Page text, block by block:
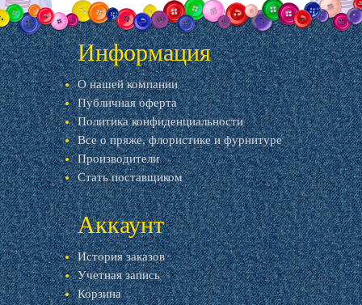
Информация
О нашей компании
Публичная оферта
Политика конфиденциальности
Все о пряже, флористике и фурнитуре
Производители
Стать поставщиком
Аккаунт
История заказов
Учетная запись
Корзина